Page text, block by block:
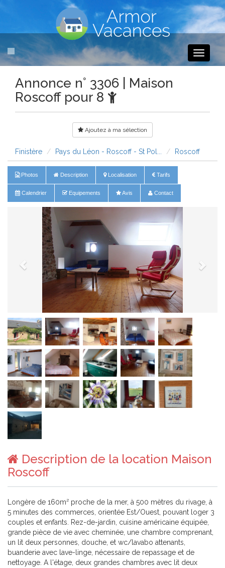
Toggle
Annonce n° 3306 | Maison
Roscoff pour 8
Ajoutez à ma sélection
Finistère Pays du Léon - Roscoff - St Pol... Roscoff
Photos Description Localisation Tarifs
Calendrier Equipements Avis Contact
Description de la location Maison
Roscoff
Longère de 160m² proche de la mer, à 500 mètres du rivage, à
5 minutes des commerces, orientée Est/Ouest, pouvant loger 3
couples et enfants. Rez-de-jardin, cuisine américaine équipée,
grande pièce de vie avec cheminée, une chambre comprenant,
un lit deux personnes, douche, et wc/lavabo attenants,
buanderie avec lave-linge, nécessaire de repassage et de
nettoyage. A l'étage, deux grandes chambres avec lit deux